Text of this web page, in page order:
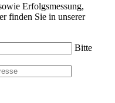
Erfolgsmessung,
finden Sie in unserer
Bitte